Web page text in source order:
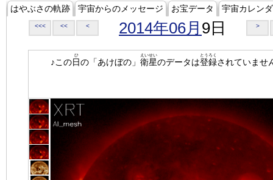
はやぶさの軌跡 宇宙からのメッセージ お宝データ 宇宙カレン
<<< << < 2014年06月 9日 >
♪この日
ひ
の「あけぼの」 衛星
えいせい
のデータは登録
とうろく
されていませ